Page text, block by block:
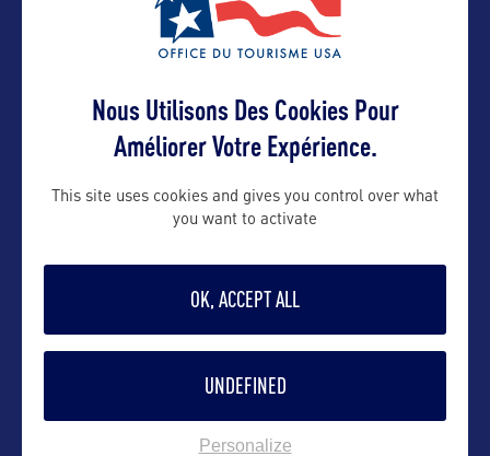
Contact grand public
yohann@bworldcom.com
Suivre
Nous Utilisons Des Cookies Pour
Améliorer Votre Expérience.
This site uses cookies and gives you control over what
you want to activate
OK, ACCEPT ALL
UNDEFINED
Personalize